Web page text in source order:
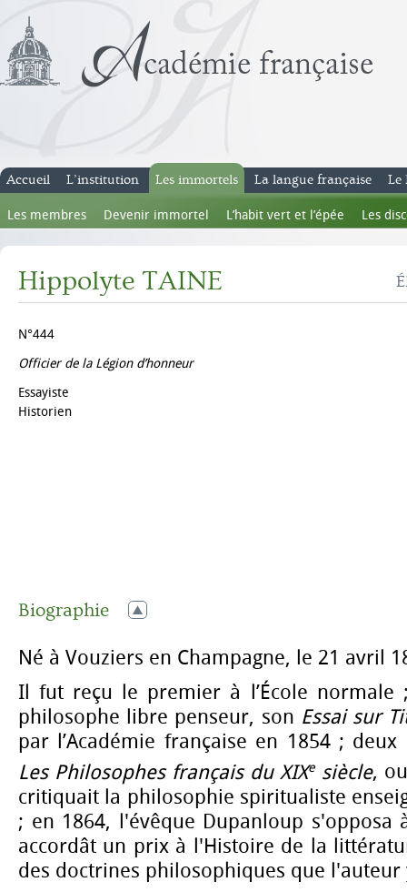
Accueil L’institution Les immortels
Les membres Devenir immortel L’habit vert et l’épée Les
La langue française Le
Hippolyte TAINE
N°444
Officier de la Légion d’honneur
Essayiste
Historien
Biographie
Né à Vouziers en Champagne, le 21 avril
Il fut reçu le premier à l’École normale
philosophe libre penseur, son Essai sur
par l’Académie française en 1854 ;
Les Philosophes français du XIXe siècle,
critiquait la philosophie spiritualiste
; en 1864, l'évêque Dupanloup s'opposa
accordât un prix à l'Histoire de la
des doctrines philosophiques que l'auteur